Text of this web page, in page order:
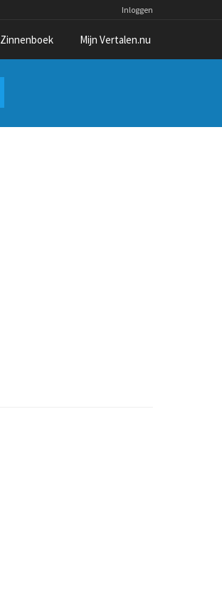
Inloggen
Zinnenboek Mijn Vertalen.nu